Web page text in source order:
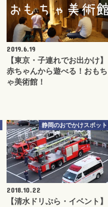
2019.6.19
【東京・子連れでお出かけ】
赤ちゃんから遊べる！おもち
ゃ美術館！
静岡のおでかけスポット
2018.10.22
【清水ドリぷら・イベント】